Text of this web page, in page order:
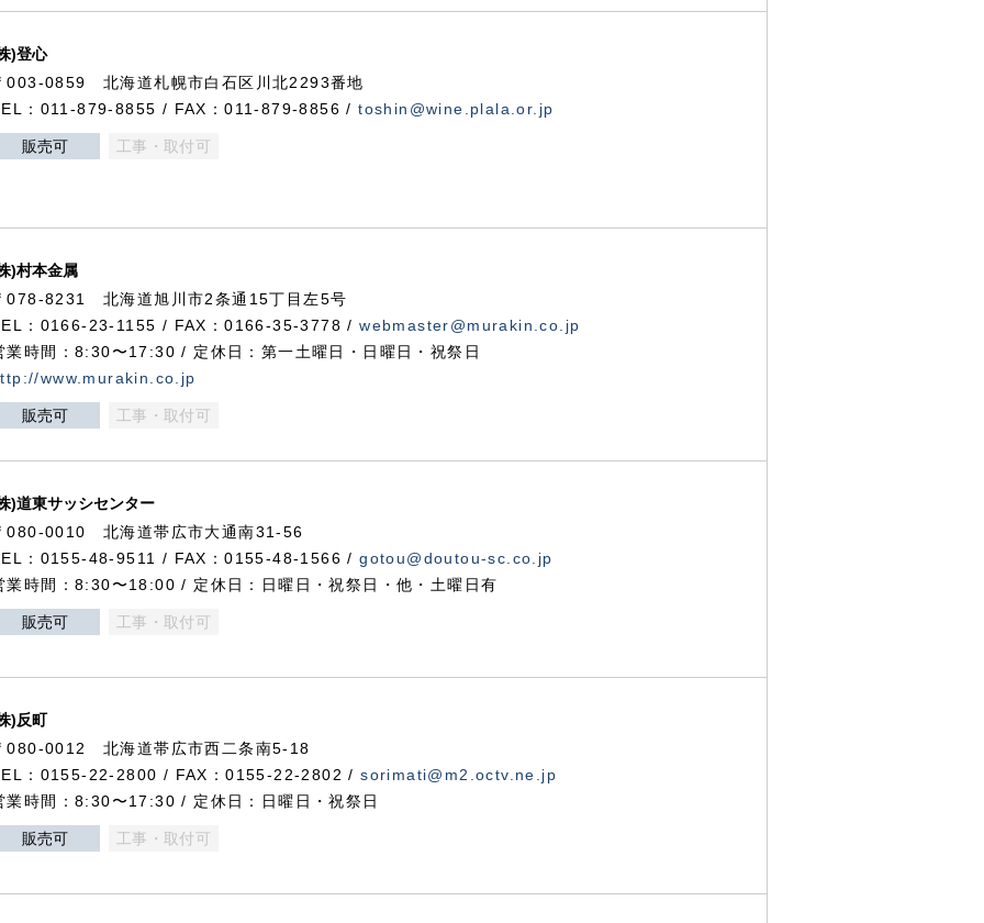
)登心
003-0859 北海道札幌市白石区川北2293番地
：011-879-8855 / FAX：011-879-8856 /toshin@wine.plala.or.jp
販売可 工事・取付可
)村本金属
078-8231 北海道旭川市2条通15丁目左5号
：0166-23-1155 / FAX：0166-35-3778 /webmaster@murakin.co.jp
業時間：8:30〜17:30 / 定休日：第一土曜日・日曜日・祝祭日
www.murakin.co.jp
販売可 工事・取付可
)道東サッシセンター
080-0010 北海道帯広市大通南31-56
：0155-48-9511 / FAX：0155-48-1566 /gotou@doutou-sc.co.jp
業時間：8:30〜18:00 / 定休日：日曜日・祝祭日・他・土曜日有
販売可 工事・取付可
)反町
080-0012 北海道帯広市西二条南5-18
：0155-22-2800 / FAX：0155-22-2802 /sorimati@m2.octv.ne.jp
業時間：8:30〜17:30 / 定休日：日曜日・祝祭日
販売可 工事・取付可